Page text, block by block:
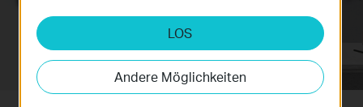
LOS
Andere Möglichkeiten
Analyse- und Marketing-Cookies
Analyse-Cookies ermöglichen es uns, Ihre Aktivitäten
auf unserer Website zu analysieren, um die
Funktionsweise unserer Website zu verbessern und